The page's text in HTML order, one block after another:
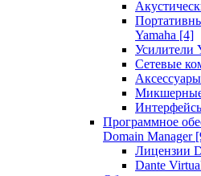
Yamaha [4]
Усилители
Сетевые
Микшерные
Программное
Domain Manager
Лицензии
Dante